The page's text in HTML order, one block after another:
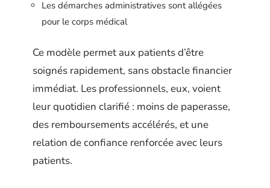
Les démarches administratives sont allégées
pour le corps médical
Ce modèle permet aux patients d’être
soignés rapidement, sans obstacle financier
immédiat. Les professionnels, eux, voient
leur quotidien clarifié : moins de paperasse,
des remboursements accélérés, et une
relation de confiance renforcée avec leurs
patients.